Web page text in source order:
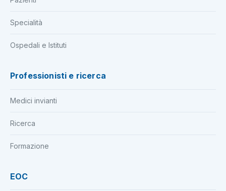
Specialità
Ospedali e Istituti
Professionisti e ricerca
Medici invianti
Ricerca
Formazione
EOC